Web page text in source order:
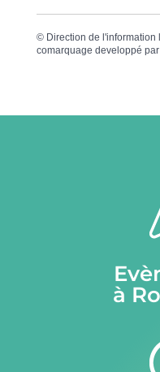
© Direction de
comarquage developpé par
à